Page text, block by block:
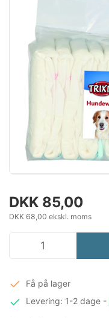
DKK 85,00
DKK 68,00 ekskl. moms
Få på lager
Levering: 1-2 dage-